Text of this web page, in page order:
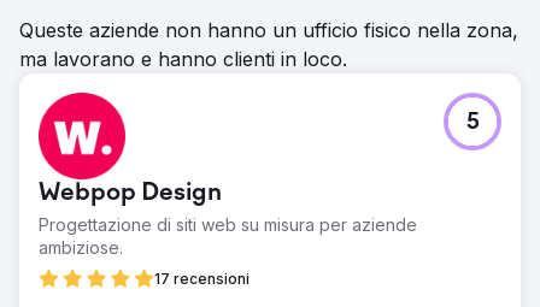
Queste aziende non hanno un ufficio fisico nella zona,
ma lavorano e hanno clienti in loco.
Webpop Design
Progettazione di siti web su misura per aziende
ambiziose.
17 recensioni
5